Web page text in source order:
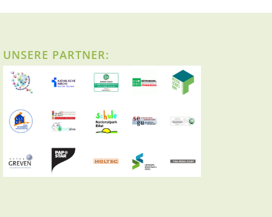
UNSERE PARTNER: